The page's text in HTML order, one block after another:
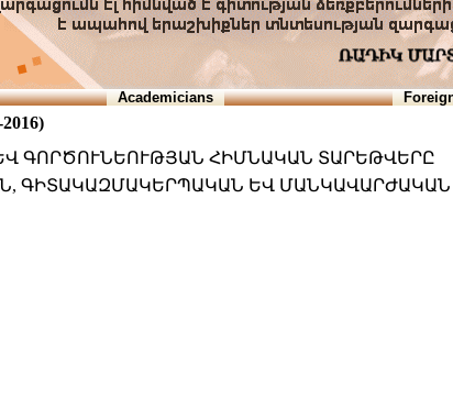
Academicians
ԳՈՐԾՈՒՆԵՈՒԹՅԱՆ ՀԻՄՆԱԿԱՆ ՏԱՐԵԹՎԵՐԸ
ԳԻՏԱԿԱԶՄԱԿԵՐՊԱԿԱՆ ԵՎ